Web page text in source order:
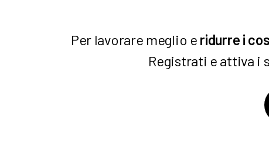
Per lavorare meglio e ridurre i
Registrati e attiva i